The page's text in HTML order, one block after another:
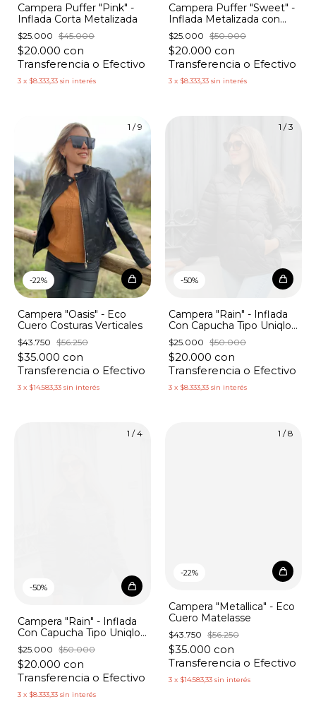
Campera Puffer "Pink" -
Inflada Corta Metalizada
$25.000 $45.000
$20.000 con
Transferencia o Efectivo
3 x $8.333,33 sin interés
Campera Puffer "Sweet" -
Inflada Metalizada con
Corazones
$25.000 $50.000
$20.000 con
Transferencia o Efectivo
3 x $8.333,33 sin interés
1 /9
-22%
Campera "Oasis" - Eco
Cuero Costuras Verticales
$43.750 $56.250
$35.000 con
Transferencia o Efectivo
3 x $14.583,33 sin interés
1 /3
-50%
Campera "Rain" - Inflada
Con Capucha Tipo Uniqlo
"Electro"
$25.000 $50.000
$20.000 con
Transferencia o Efectivo
3 x $8.333,33 sin interés
1 /4
-50%
Campera "Rain" - Inflada
Con Capucha Tipo Uniqlo
"Ondas"
$25.000 $50.000
$20.000 con
Transferencia o Efectivo
3 x $8.333,33 sin interés
1 /8
-22%
Campera "Metallica" - Eco
Cuero Matelasse
$43.750 $56.250
$35.000 con
Transferencia o Efectivo
3 x $14.583,33 sin interés